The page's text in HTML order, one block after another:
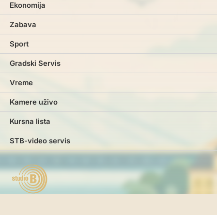
Ekonomija
Zabava
Sport
Gradski Servis
Vreme
Kamere uživo
Kursna lista
STB-video servis